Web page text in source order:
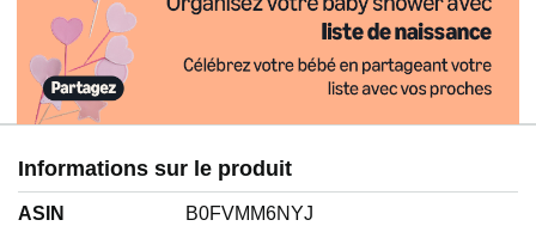
Informations sur le produit
ASIN B0FVMM6NYJ